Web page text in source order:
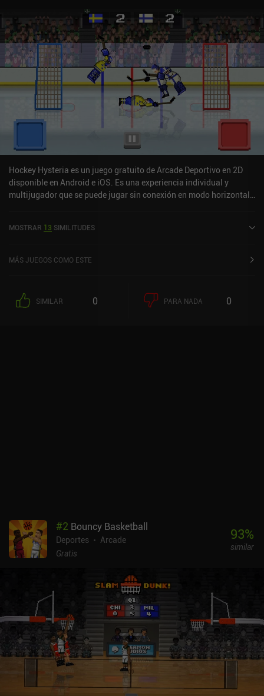
Hockey Hysteria es un juego gratuito de Arcade Deportivo en 2D
disponible en Android e iOS. Es una experiencia individual y
multijugador que se puede jugar sin conexión en modo horizontal.
en la App Store de iOS.
MOSTRAR 13 SIMILITUDES
MÁS JUEGOS COMO ESTE
SIMILAR 0 PARA NADA 0
#2 Bouncy Basketball
Deportes
Arcade
Gratis
93%
similar